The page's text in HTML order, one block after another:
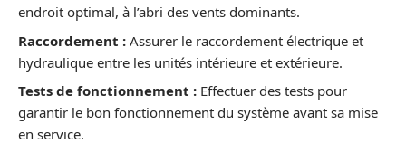
endroit optimal, à l’abri des vents dominants.
Raccordement : Assurer le raccordement électrique et
hydraulique entre les unités intérieure et extérieure.
Tests de fonctionnement : Effectuer des tests pour
garantir le bon fonctionnement du système avant sa mise
en service.